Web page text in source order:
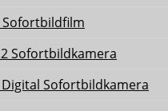
Sofortbildfilm
Sofortbildkamera
Digital Sofortbildkamera